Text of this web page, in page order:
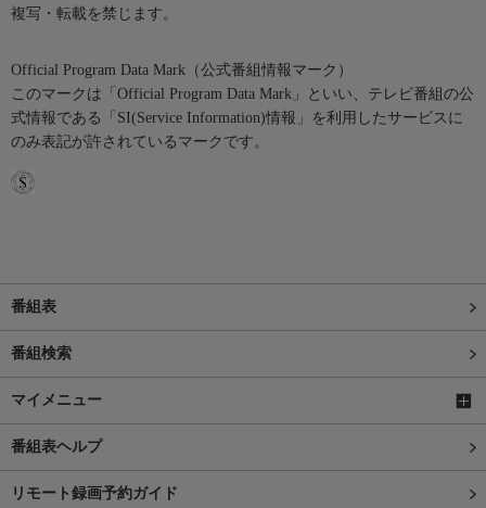
複写・転載を禁じます。
Official Program Data Mark（公式番組情報マーク）
このマークは「Official Program Data Mark」といい、テレビ番組の公
式情報である「SI(Service Information)情報」を利用したサービスに
のみ表記が許されているマークです。
番組表
番組検索
マイメニュー
番組表ヘルプ
リモート録画予約ガイド